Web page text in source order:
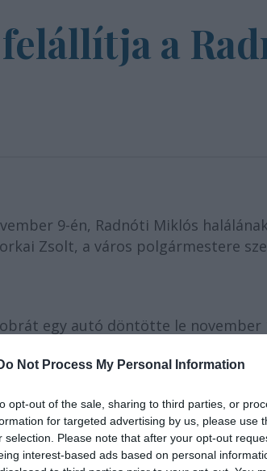
Not Process My Personal Information
opt-out of the sale, sharing to third parties, or
for targeted advertising by us, please use
selection. Please note that after your opt-out
interest-based ads based on personal
a
9-én, Radnóti Miklós
Zsolt, a város polgármestere
egy autó döntötte le november
tört. Az összetört szobrot nem
anyagból azonos értékű
a mai eljárásokkal tökéletes, az